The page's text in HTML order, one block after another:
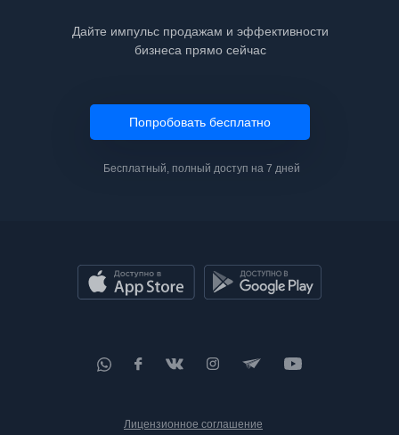
Лицензионное соглашение
Дайте импульс продажам и эффективности
бизнеса прямо сейчас
Попробовать бесплатно
Бесплатный, полный доступ на 7 дней